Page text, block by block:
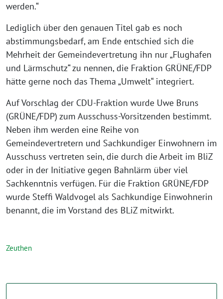
werden.“
Lediglich über den genauen Titel gab es noch
abstimmungsbedarf, am Ende entschied sich die
Mehrheit der Gemeindevertretung ihn nur „Flughafen
und Lärmschutz“ zu nennen, die Fraktion GRÜNE/FDP
hätte gerne noch das Thema „Umwelt“ integriert.
Auf Vorschlag der CDU-Fraktion wurde Uwe Bruns
(GRÜNE/FDP) zum Ausschuss-Vorsitzenden bestimmt.
Neben ihm werden eine Reihe von
Gemeindevertretern und Sachkundiger Einwohnern im
Ausschuss vertreten sein, die durch die Arbeit im BliZ
oder in der Initiative gegen Bahnlärm über viel
Sachkenntnis verfügen. Für die Fraktion GRÜNE/FDP
wurde Steffi Waldvogel als Sachkundige Einwohnerin
benannt, die im Vorstand des BLiZ mitwirkt.
Zeuthen